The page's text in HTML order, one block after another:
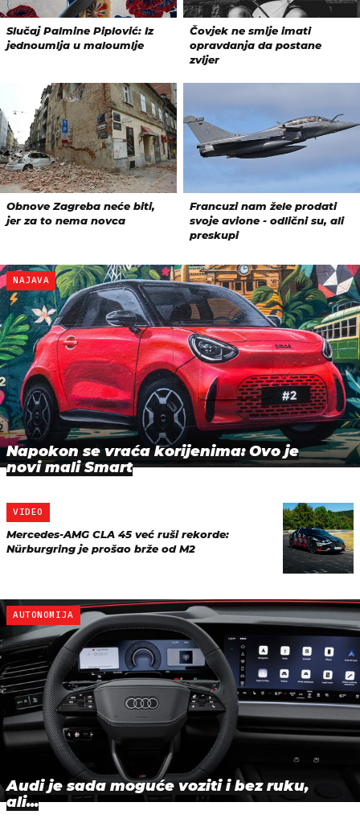
NAJAVA
Napokon se vraća korijenima: Ovo je
novi mali Smart
VIDEO
Mercedes-AMG CLA 45 već ruši rekorde:
Nürburgring je prošao brže od M2
AUTONOMIJA
Audi je sada moguće voziti i bez ruku,
ali...